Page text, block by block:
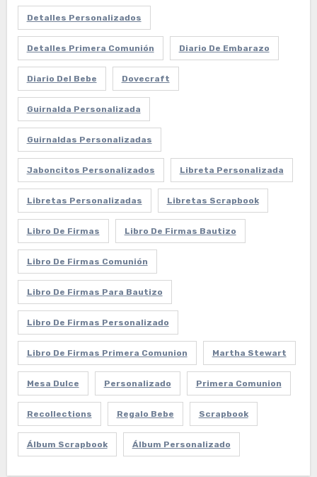
Detalles Personalizados
Detalles Primera Comunión Diario De Embarazo
Diario Del Bebe Dovecraft
Guirnalda Personalizada
Guirnaldas Personalizadas
Jaboncitos Personalizados Libreta Personalizada
Libretas Personalizadas Libretas Scrapbook
Libro De Firmas Libro De Firmas Bautizo
Libro De Firmas Comunión
Libro De Firmas Para Bautizo
Libro De Firmas Personalizado
Libro De Firmas Primera Comunion Martha Stewart
Mesa Dulce Personalizado Primera Comunion
Recollections Regalo Bebe Scrapbook
Álbum Scrapbook Álbum Personalizado